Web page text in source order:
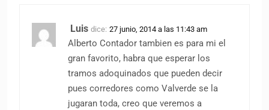
Luis dice: 27 junio, 2014 a las 11:43 am
Alberto Contador tambien es para mi el
gran favorito, habra que esperar los
tramos adoquinados que pueden decir
pues corredores como Valverde se la
jugaran toda, creo que veremos a